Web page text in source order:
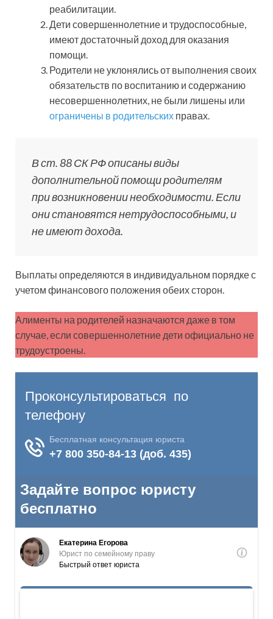
реабилитации.
Дети совершеннолетние и трудоспособные,
имеют достаточный доход для оказания
помощи.
Родители не уклонялись от выполнения своих
обязательств по воспитанию и содержанию
несовершеннолетних, не были лишены или
ограничены в родительских правах.
В ст. 88 СК РФ описаны виды
дополнительной помощи родителям
при возникновении необходимости. Если
они становятся нетрудоспособными, и
не имеют дохода.
Выплаты определяются в индивидуальном порядке с
учетом финансового положения обеих сторон.
Алименты на родителей назначаются даже в том
случае, если совершеннолетние дети официально не
трудоустроены.